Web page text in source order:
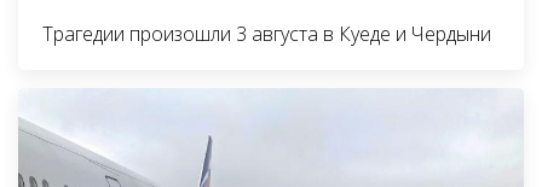
Трагедии произошли 3 августа в Куеде и Чердыни